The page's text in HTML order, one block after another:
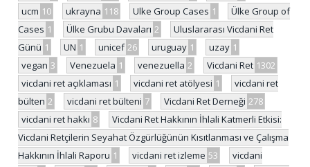
ucm 10 ukrayna 118 Ulke Group Cases 1
Ülke Group of
Cases 1 Ülke Grubu Davaları 2
Uluslararası Vicdani Ret
Günü 1 UN 1 unicef 26 uruguay 1 uzay 1
vegan 3 Venezuela 1 venezuella 2 Vicdani Ret 1302
vicdani ret açıklaması 1 vicdani ret atölyesi 1
vicdani ret
bülten 2 vicdani ret bülteni 7 Vicdani Ret Derneği 278
vicdani ret hakkı 8
Vicdani Ret Hakkının İhlali Katmerli Etkisi:
Vicdani Retçilerin Seyahat Özgürlüğünün Kısıtlanması ve Çalışma
Hakkının İhlali Raporu 1 vicdani ret izleme 53
vicdani